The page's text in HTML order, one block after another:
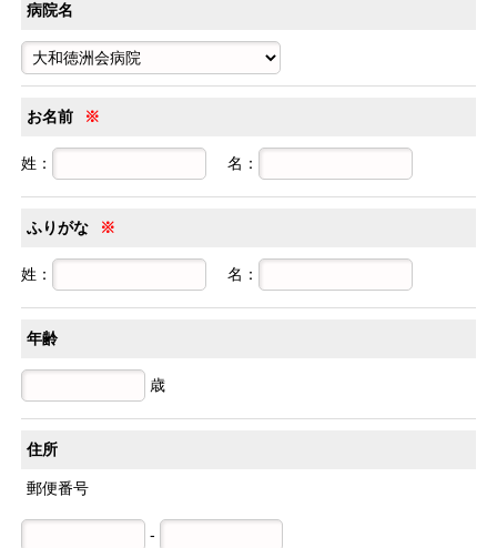
病院名
お名前 ※
姓： 名：
ふりがな ※
姓： 名：
年齢
歳
住所
郵便番号
-